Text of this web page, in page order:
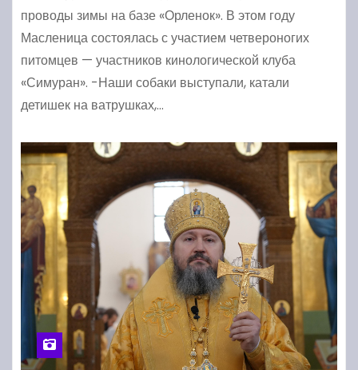
проводы зимы на базе «Орленок». В этом году
Масленица состоялась с участием четвероногих
питомцев — участников кинологической клуба
«Симуран». -Наши собаки выступали, катали
детишек на ватрушках,…